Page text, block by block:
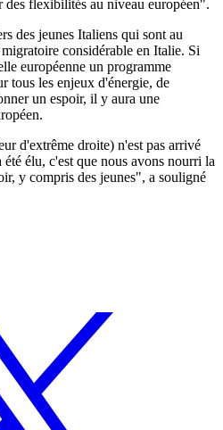
flexibilités au niveau européen".
des jeunes Italiens qui sont au
considérable en Italie. Si
européenne un programme
tous les enjeux d'énergie, de
un espoir, il y aura une
d'extrême droite) n'est pas arrivé
élu, c'est que nous avons nourri la
y compris des jeunes", a souligné